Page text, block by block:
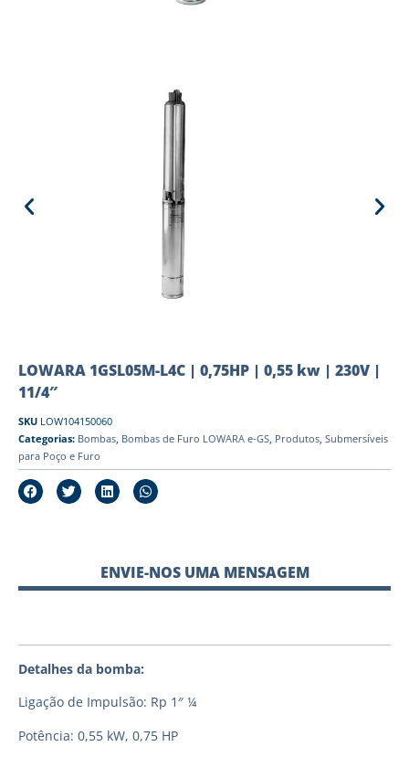
LOWARA 1GSL05M-L4C | 0,75HP | 0,55 kw | 230V |
11/4″
SKU LOW104150060
Categorias: Bombas, Bombas de Furo LOWARA e-GS, Produtos, Submersíveis
para Poço e Furo
ENVIE-NOS UMA MENSAGEM
Detalhes da bomba:
Ligação de Impulsão: Rp 1″ ¼
Potência: 0,55 kW, 0,75 HP